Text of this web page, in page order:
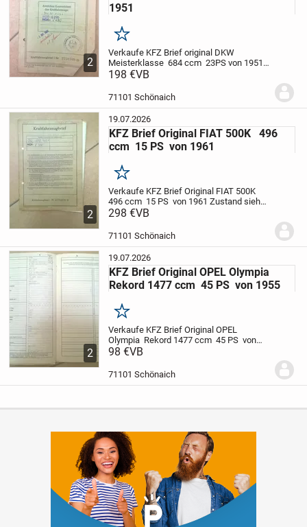
2
1951
Merken
Verkaufe KFZ Brief original DKW
Meisterklasse 684 ccm 23PS von 1951
Zustand siehe Bilder
Fahrzeugbrief und die Dokumente, NUR
zu Historischen-...
198 €VB
71101 Schönaich
2
19.07.2026
KFZ Brief Original FIAT 500K 496
ccm 15 PS von 1961
Merken
Verkaufe KFZ Brief Original FIAT 500K
496 ccm 15 PS von 1961 Zustand siehe
BilderAnmerkung: Hiermit sei
Fahrzeugbrief und die Dokumente, NUR
298 €VB
71101 Schönaich
2
19.07.2026
KFZ Brief Original OPEL Olympia
Rekord 1477 ccm 45 PS von 1955
Merken
Verkaufe KFZ Brief Original OPEL
Olympia Rekord 1477 ccm 45 PS von
1955Zustand siehe
ausdrücklich erwähnt, dass der
98 €VB
71101 Schönaich